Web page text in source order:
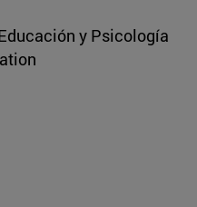
y Psicología